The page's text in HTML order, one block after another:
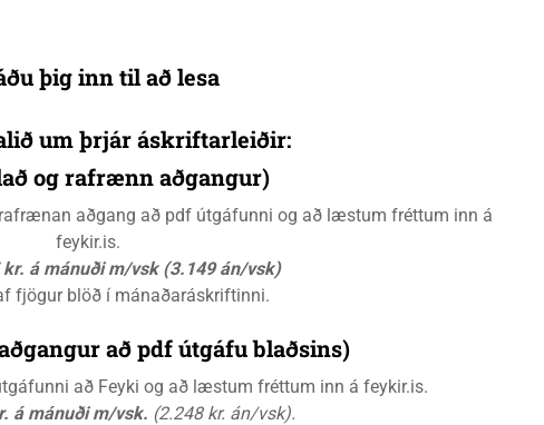
þig inn til að lesa
um þrjár áskriftarleiðir:
og rafrænn aðgangur)
aðgang að pdf útgáfunni og að læstum fréttum inn á
feykir.is.
kr. á mánuði m/vsk (3.149 án/vsk)
fjögur blöð í mánaðaráskriftinni.
að pdf útgáfu blaðsins)
að Feyki og að læstum fréttum inn á feykir.is.
á mánuði m/vsk. (2.248 kr. án/vsk).